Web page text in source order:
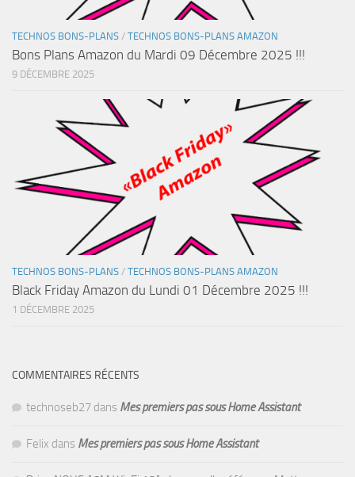
TECHNOS BONS-PLANS / TECHNOS BONS-PLANS AMAZON
Bons Plans Amazon du Mardi 09 Décembre 2025 !!!
9 DÉCEMBRE 2025
TECHNOS BONS-PLANS / TECHNOS BONS-PLANS AMAZON
Black Friday Amazon du Lundi 01 Décembre 2025 !!!
1 DÉCEMBRE 2025
COMMENTAIRES RÉCENTS
technoseb27 dans Mes premiers pas sous Home Assistant
Felix dans Mes premiers pas sous Home Assistant